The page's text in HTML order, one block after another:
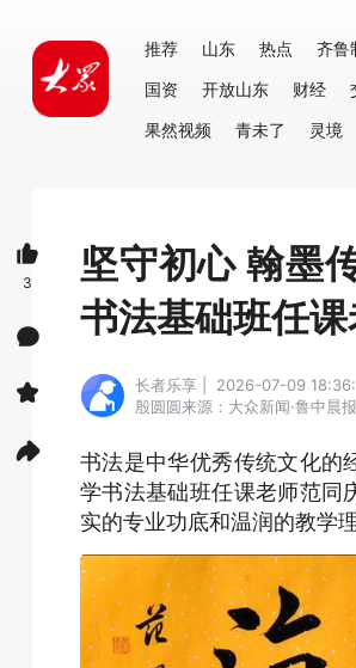
推荐 山东 热点 齐鲁
国资
开放山东 财经
果然视频
青未了 灵境
坚守初心 翰墨
书法基础班任
长者乐享 | 2026-07-09
殷圆圆来源：大众新闻·鲁中晨报
书法是中华优秀传统文化的
学书法基础班任课老师范同
实的专业功底和温润的教学
3